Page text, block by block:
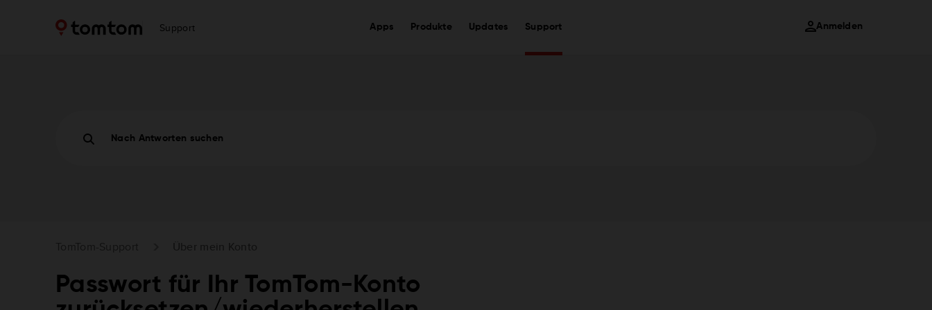
Support Apps Produkte Updates Support Anmelden
Nach Antworten suchen
Passwort für Ihr TomTom-Konto